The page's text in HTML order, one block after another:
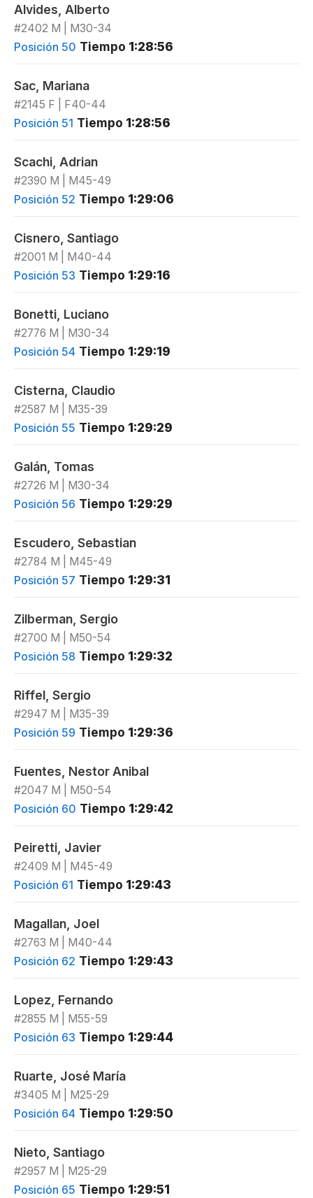
Alvides, Alberto
#2402 M | M30-34
Posición 50 Tiempo 1:28:56
Sac, Mariana
#2145 F | F40-44
Posición 51 Tiempo 1:28:56
Scachi, Adrian
#2390 M | M45-49
Posición 52 Tiempo 1:29:06
Cisnero, Santiago
#2001 M | M40-44
Posición 53 Tiempo 1:29:16
Bonetti, Luciano
#2776 M | M30-34
Posición 54 Tiempo 1:29:19
Cisterna, Claudio
#2587 M | M35-39
Posición 55 Tiempo 1:29:29
Galán, Tomas
#2726 M | M30-34
Posición 56 Tiempo 1:29:29
Escudero, Sebastian
#2784 M | M45-49
Posición 57 Tiempo 1:29:31
Zilberman, Sergio
#2700 M | M50-54
Posición 58 Tiempo 1:29:32
Riffel, Sergio
#2947 M | M35-39
Posición 59 Tiempo 1:29:36
Fuentes, Nestor Anibal
#2047 M | M50-54
Posición 60 Tiempo 1:29:42
Peiretti, Javier
#2409 M | M45-49
Posición 61 Tiempo 1:29:43
Magallan, Joel
#2763 M | M40-44
Posición 62 Tiempo 1:29:43
Lopez, Fernando
#2855 M | M55-59
Posición 63 Tiempo 1:29:44
Ruarte, José María
#3405 M | M25-29
Posición 64 Tiempo 1:29:50
Nieto, Santiago
#2957 M | M25-29
Posición 65 Tiempo 1:29:51